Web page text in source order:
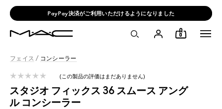
M·A·C のデコリップ💄無料で自分だけのリップをデザイン
0
フェイス / コンシーラー
スタジオ フィックス 36 スムース アング
ル コンシーラー
この製品の評価はまだありません